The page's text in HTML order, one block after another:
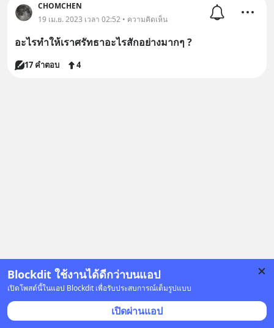
Blockdit ใช้งานได้ดีกว่าบนแอป
เปิดโพสต์นี้ในแอป Blockdit เพื่อรับประสบการณ์เต็มรูปแบบ
เปิดผ่านแอป
CHOMCHEN
19 เม.ย. 2023 เวลา 02:52 • ความคิดเห็น
อะไรทำให้เราศรัทธาอะไรสักอย่างมากๆ ?
17 คำตอบ 4